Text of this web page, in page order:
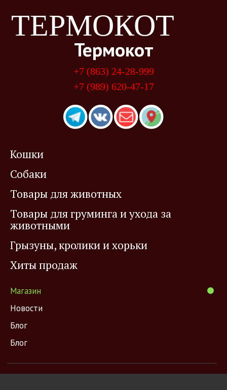
ТЕРМОКОТ
Термокот
+7 (863) 24-28-999
+7 (989) 620-47-17
Кошки
Собаки
Товары для животных
Товары для груминга и ухода за
животными
Грызуны, кролики и хорьки
Хиты продаж
Магазин
Новости
Блог
Блог